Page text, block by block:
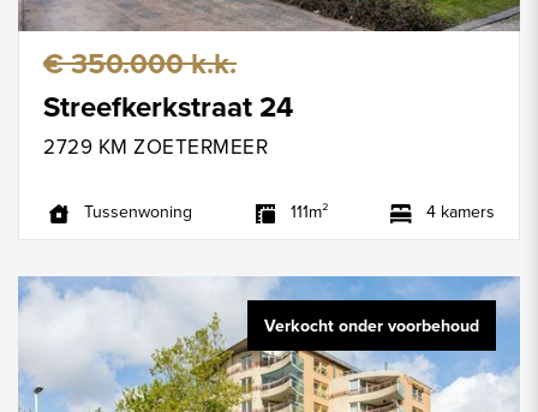
€ 350.000 k.k.
Streefkerkstraat 24
2729 KM ZOETERMEER
Tussenwoning 111m² 4 kamers
Verkocht onder voorbehoud